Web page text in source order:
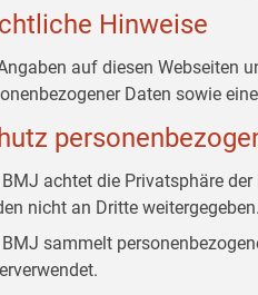
Hinweise
auf diesen Webseiten
Daten sowie
achtet die Privatsphäre
nicht an Dritte weitergegeben.
sammelt